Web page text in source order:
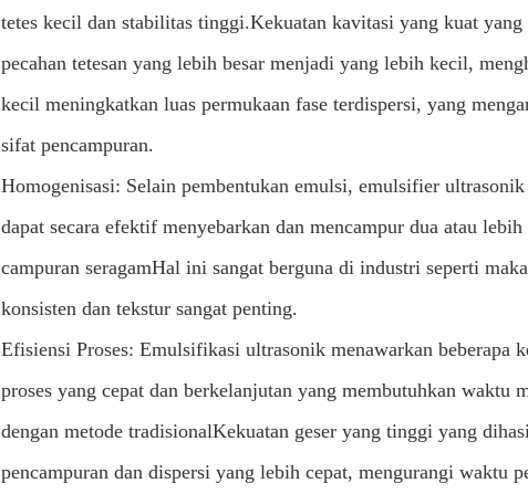
tetes kecil dan stabilitas tinggi.Kekuatan kavitasi yang kuat
pecahan tetesan yang lebih besar menjadi yang lebih kecil,
kecil meningkatkan luas permukaan fase terdispersi, yang
sifat pencampuran.
Homogenisasi: Selain pembentukan emulsi, emulsifier
dapat secara efektif menyebarkan dan mencampur dua atau
campuran seragamHal ini sangat berguna di industri seperti
konsisten dan tekstur sangat penting.
Efisiensi Proses: Emulsifikasi ultrasonik menawarkan beberapa
proses yang cepat dan berkelanjutan yang membutuhkan
dengan metode tradisionalKekuatan geser yang tinggi yang
pencampuran dan dispersi yang lebih cepat, mengurangi waktu